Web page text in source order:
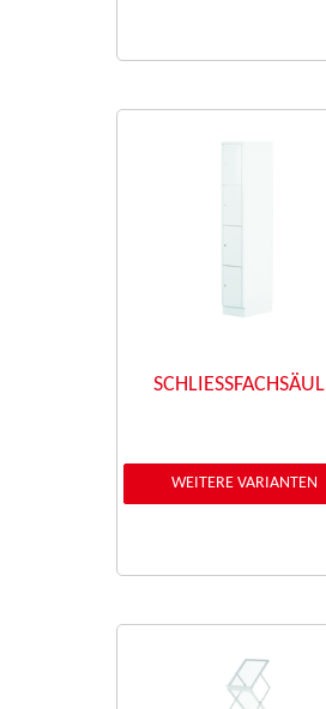
SCHLIESSFACHSÄULE
WEITERE VARIANTEN